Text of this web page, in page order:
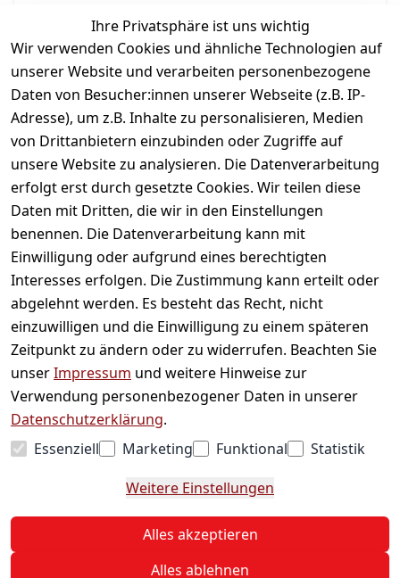
und wenn man die BiFi gern auch mal aufs Brot
legen möchte, gibt’s dafür auch noch BiFi als
Aufschnitt.
Ihre Privatsphäre ist uns wichtig
Wir verwenden Cookies und ähnliche Technologien auf
unserer Website und verarbeiten personenbezogene
Daten von Besucher:innen unserer Webseite (z.B. IP-
Adresse), um z.B. Inhalte zu personalisieren, Medien
von Drittanbietern einzubinden oder Zugriffe auf
unsere Website zu analysieren. Die Datenverarbeitung
erfolgt erst durch gesetzte Cookies. Wir teilen diese
Daten mit Dritten, die wir in den Einstellungen
benennen. Die Datenverarbeitung kann mit
Einwilligung oder aufgrund eines berechtigten
Interesses erfolgen. Die Zustimmung kann erteilt oder
abgelehnt werden. Es besteht das Recht, nicht
einzuwilligen und die Einwilligung zu einem späteren
Zeitpunkt zu ändern oder zu widerrufen. Beachten Sie
unserImpressum und weitere Hinweise zur
Verwendung personenbezogener Daten in unserer
Datenschutzerklärung.
Essenziell
Marketing Funktional
Statistik
Weitere Einstellungen
Alles akzeptieren
Alles ablehnen
Informationen
Mein Konto
Vertrag widerrufen
Unternehmen
Zahlarten
© 2026 Sweets Online